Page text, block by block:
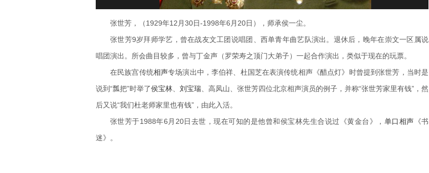
张世芳，（1929年12月30日-1998年6月20日），师承侯一尘。
张世芳9岁拜师学艺，曾在战友文工团说唱团、西单青年曲艺队演出。退休后，晚年在崇文一区属说
唱团演出。所会曲目较多，曾与丁金声（罗荣寿之顶门大弟子）一起合作演出，类似于现在的玩票。
在民族宫传统相声专场演出中，李伯祥、杜国芝在表演传统相声《醋点灯》时曾提到张世芳，当时是
说到“瓢把”时举了侯宝林 刘宝瑞 、高凤山、张世芳四位北京相声演员的例子，并称“张世芳家里有钱”，然
后又说“我们杜老师家里也有钱”，由此入活。
张世芳于1988年6月20日去世，现在可知的是他曾和侯宝林先生合说过《黄金台》， 单口相声 《书
迷》。